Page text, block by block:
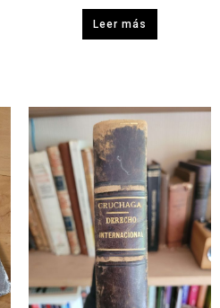
Leer más